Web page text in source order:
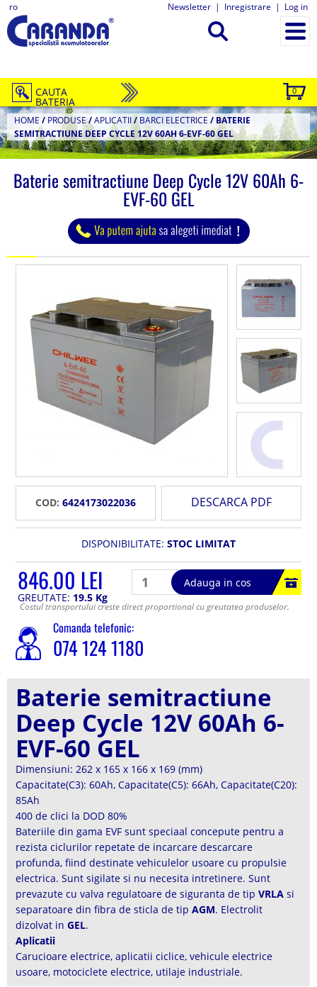
ro Newsletter | Inregistrare | Log in
0
CAUTA
BATERIA
HOME / PRODUSE/APLICATII/BARCI ELECTRICE / BATERIE
SEMITRACTIUNE DEEP CYCLE 12V 60AH 6-EVF-60 GEL
Baterie semitractiune Deep Cycle 12V 60Ah 6-
EVF-60 GEL
COD: 6424173022036 DESCARCA PDF
DISPONIBILITATE: STOC LIMITAT
846.00 LEI
Adauga in cos
GREUTATE: 19.5 Kg
Costul transportului creste direct proportional cu greutatea produselor.
Comanda telefonic:
074 124 1180
Baterie semitractiune
Deep Cycle 12V 60Ah 6-
EVF-60 GEL
Dimensiuni: 262 x 165 x 166 x 169 (mm)
Capacitate(C3): 60Ah, Capacitate(C5): 66Ah, Capacitate(C20):
85Ah
400 de clici la DOD 80%
Bateriile din gama EVF sunt speciaal concepute pentru a
rezista ciclurilor repetate de incarcare descarcare
profunda, fiind destinate vehiculelor usoare cu propulsie
electrica. Sunt sigilate si nu necesita intretinere. Sunt
prevazute cu valva regulatoare de siguranta de tip VRLA si
separatoare din fibra de sticla de tip AGM. Electrolit
dizolvat in GEL.
Aplicatii
Carucioare electrice, aplicatii ciclice, vehicule electrice
usoare, motociclete electrice, utilaje industriale.